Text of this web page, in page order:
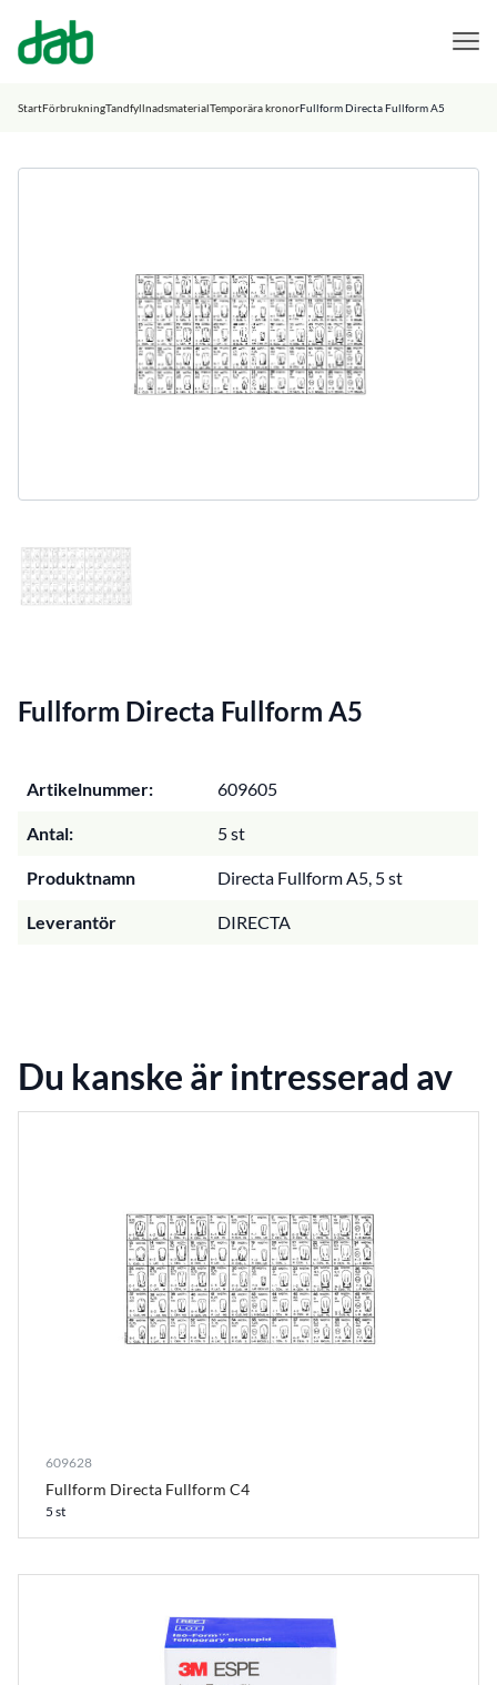
DAB Dental
StartFörbrukningTandfyllnadsmaterialTemporära kronorFullform Directa Fullform A5
Fullform Directa Fullform A5
Artikelnummer: 609605
Antal: 5 st
Produktnamn Directa Fullform A5, 5 st
Leverantör DIRECTA
Du kanske är intresserad av
609628
Fullform Directa Fullform C4
5 st